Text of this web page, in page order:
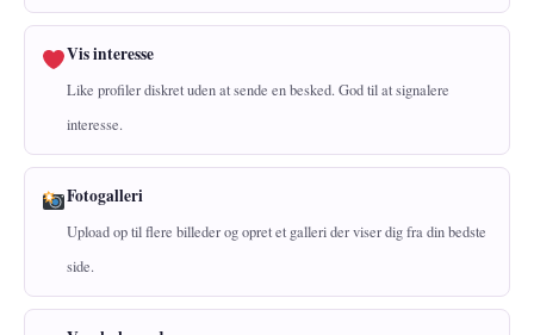
Vis interesse
Like profiler diskret uden at sende en besked. God til at signalere
interesse.
Fotogalleri
Upload op til flere billeder og opret et galleri der viser dig fra din bedste
side.